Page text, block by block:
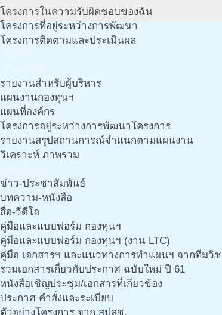
โครงการในความรับผิดชอบของฉัน
โครงการที่อยู่ระหว่างการพัฒนา
โครงการติดตามและประเมินผล
รายงานสำหรับผู้บริหาร
แผนงานกองทุนฯ
แผนที่องค์กร
โครงการอยู่ระหว่างการพัฒนาโครงการ
รายงานสรุปสถานการณ์จำแนกตามแผนงาน
วิเคราะห์ ภาพรวม
ข่าว-ประชาสัมพันธ์
บทความ-หนังสือ
สื่อ-วีดีโอ
คู่มือและแบบฟอร์ม กองทุนฯ
คู่มือและแบบฟอร์ม กองทุนฯ (งาน LTC)
คู่มือ เอกสารฯ และแนวทางการทำแผนฯ จากทีมวิ
รวมเอกสารเกี่ยวกับประกาศ ฉบับใหม่ ปี 61
หนังสือเชิญประชุม/เอกสารที่เกี่ยวข้อง
ประกาศ คำสั่งและระเบียบ
ตัวอย่างโครงการ จาก สปสช.